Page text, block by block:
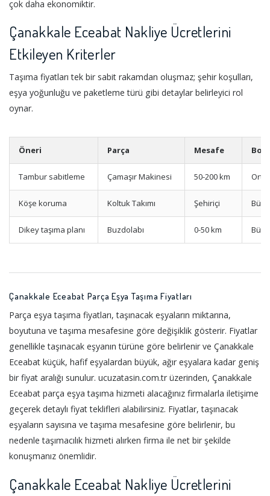
çok daha ekonomiktir.
Çanakkale Eceabat Nakliye Ücretlerini
Etkileyen Kriterler
Taşıma fiyatları tek bir sabit rakamdan oluşmaz; şehir koşulları,
eşya yoğunluğu ve paketleme türü gibi detaylar belirleyici rol
oynar.
Öneri Parça Mesafe
Tambur sabitleme Çamaşır Makinesi 50-200 km Orta
Köşe koruma Koltuk Takımı Şehiriçi
Dikey taşıma planı Buzdolabı 0-50 km
Çanakkale Eceabat Parça Eşya Taşıma Fiyatları
Parça eşya taşıma fiyatları, taşınacak eşyaların miktarına,
boyutuna ve taşıma mesafesine göre değişiklik gösterir. Fiyatlar
genellikle taşınacak eşyanın türüne göre belirlenir ve Çanakkale
Eceabat küçük, hafif eşyalardan büyük, ağır eşyalara kadar geniş
bir fiyat aralığı sunulur. ucuzatasin.com.tr üzerinden, Çanakkale
Eceabat parça eşya taşıma hizmeti alacağınız firmalarla iletişime
geçerek detaylı fiyat teklifleri alabilirsiniz. Fiyatlar, taşınacak
eşyaların sayısına ve taşıma mesafesine göre belirlenir, bu
nedenle taşımacılık hizmeti alırken firma ile net bir şekilde
konuşmanız önemlidir.
Çanakkale Eceabat Nakliye Ücretlerini